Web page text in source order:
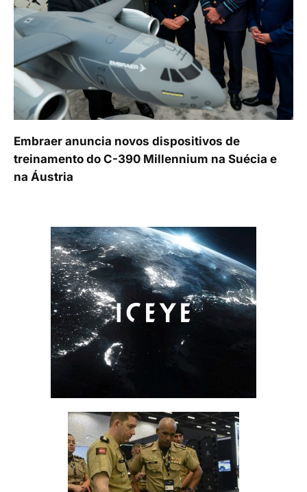
Embraer anuncia novos dispositivos de
treinamento do C-390 Millennium na Suécia e
na Áustria